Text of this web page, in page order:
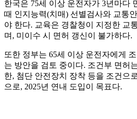
한국은 75세 이상 운전자가 3년마다
때 인지능력(치매) 선별검사와 교통
야 한다. 교육은 경찰청이 지정한 교
며, 미이수 시 면허 갱신이 불가하다.
또한 정부는 65세 이상 운전자에게
는 방안을 검토 중이다. 조건부 면허
한, 첨단 안전장치 장착 등을 조건으
으로, 2025년 연내 도입이 목표다.